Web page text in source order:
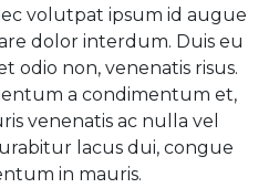
volutpat ipsum id augue
dolor interdum. Duis eu
odio non, venenatis risus.
a condimentum et,
venenatis ac nulla vel
lacus dui, congue
in mauris.